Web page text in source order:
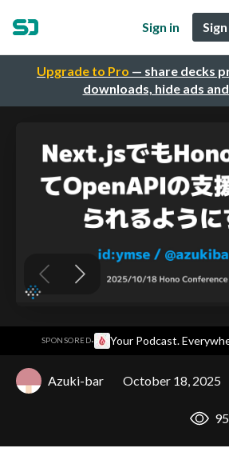
Upgrade to Pro — share decks
downloads, hide ads
Sign in
SPONSORED· Your Podcast.
Azuki-bar October 18, 2025